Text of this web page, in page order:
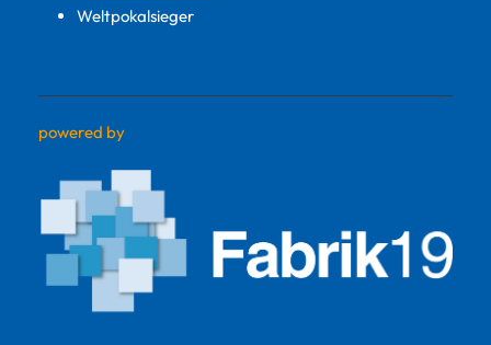
Weltpokalsieger
powered by